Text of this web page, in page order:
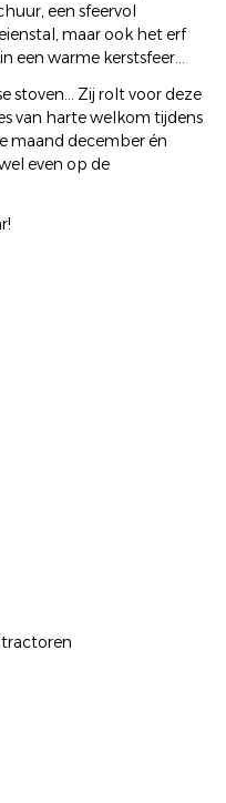
een sfeervol
maar ook het erf
een warme kerstsfeer...
stoven... Zij rolt voor deze
van harte welkom tijdens
maand december én
even op de
tractoren